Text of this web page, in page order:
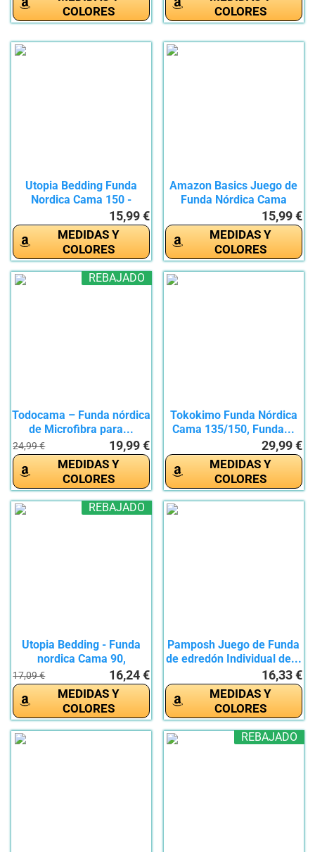
COLORES
COLORES
Utopia Bedding Funda
Nordica Cama 150 -
Microfibra...15,99 €
MEDIDAS Y
COLORES
Amazon Basics Juego de
Funda Nórdica Cama
15,99 €
MEDIDAS Y
COLORES
REBAJADO
Todocama – Funda nórdica
de Microfibra para...
24,99 € 19,99 €
MEDIDAS Y
COLORES
Tokokimo Funda Nórdica
Cama 135/150, Funda...
29,99 €
MEDIDAS Y
COLORES
REBAJADO
Utopia Bedding - Funda
nordica Cama 90,
17,09 € 16,24 €
MEDIDAS Y
COLORES
Pamposh Juego de Funda
de edredón Individual de...
16,33 €
MEDIDAS Y
COLORES
REBAJADO